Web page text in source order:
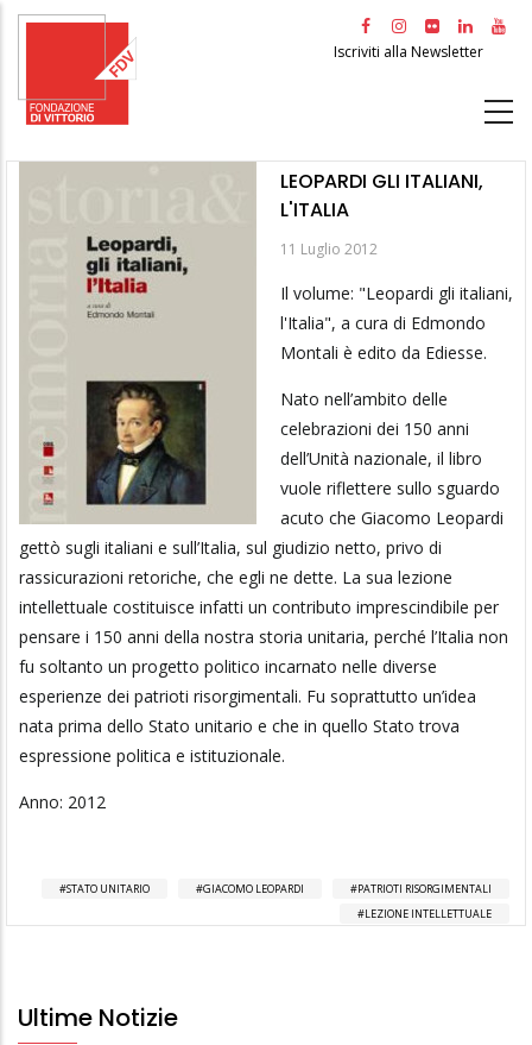
Salta
principale
Iscriviti alla Newsletter
LEOPARDI GLI ITALIANI,
L'ITALIA
11 Luglio 2012
Il volume: "Leopardi gli italiani,
l'Italia", a cura di Edmondo
Montali è edito da Ediesse.
Nato nell’ambito delle
celebrazioni dei 150 anni
dell’Unità nazionale, il libro
vuole riflettere sullo sguardo
acuto che Giacomo Leopardi
gettò sugli italiani e sull’Italia, sul giudizio netto, privo di
rassicurazioni retoriche, che egli ne dette. La sua lezione
intellettuale costituisce infatti un contributo imprescindibile per
pensare i 150 anni della nostra storia unitaria, perché l’Italia non
fu soltanto un progetto politico incarnato nelle diverse
esperienze dei patrioti risorgimentali. Fu soprattutto un’idea
nata prima dello Stato unitario e che in quello Stato trova
espressione politica e istituzionale.
Anno: 2012
STATO UNITARIO GIACOMO LEOPARDI
PATRIOTI RISORGIMENTALI
LEZIONE INTELLETTUALE
Ultime Notizie